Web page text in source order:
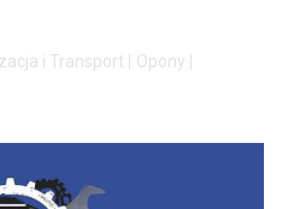
i Transport
Opony